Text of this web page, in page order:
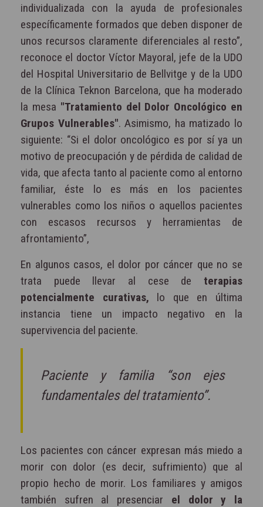
individualizada con la ayuda de profesionales
específicamente formados que deben disponer de
unos recursos claramente diferenciales al resto”,
reconoce el doctor Víctor Mayoral, jefe de la UDO
del Hospital Universitario de Bellvitge y de la UDO
de la Clínica Teknon Barcelona, que ha moderado
la mesa "Tratamiento del Dolor Oncológico en
Grupos Vulnerables". Asimismo, ha matizado lo
siguiente: “Si el dolor oncológico es por sí ya un
motivo de preocupación y de pérdida de calidad de
vida, que afecta tanto al paciente como al entorno
familiar, éste lo es más en los pacientes
vulnerables como los niños o aquellos pacientes
con escasos recursos y herramientas de
afrontamiento”,
En algunos casos, el dolor por cáncer que no se
trata puede llevar al cese de terapias
potencialmente curativas, lo que en última
instancia tiene un impacto negativo en la
supervivencia del paciente. ­­
Paciente y familia “son ejes
fundamentales del tratamiento”.
Los pacientes con cáncer expresan más miedo a
morir con dolor (es decir, sufrimiento) que al
propio hecho de morir. Los familiares y amigos
también sufren al presenciar el dolor y la